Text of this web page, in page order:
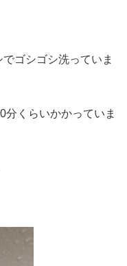
ゴシゴシ洗っていま
分くらいかかっていま